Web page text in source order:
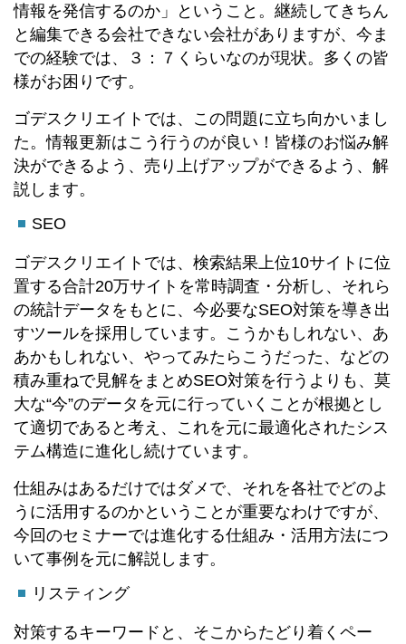
情報を発信するのか」ということ。継続してきちん
と編集できる会社できない会社がありますが、今ま
での経験では、３：７くらいなのが現状。多くの皆
様がお困りです。
ゴデスクリエイトでは、この問題に立ち向かいまし
た。情報更新はこう行うのが良い！皆様のお悩み解
決ができるよう、売り上げアップができるよう、解
説します。
SEO
ゴデスクリエイトでは、検索結果上位10サイトに位
置する合計20万サイトを常時調査・分析し、それら
の統計データをもとに、今必要なSEO対策を導き出
すツールを採用しています。こうかもしれない、あ
あかもしれない、やってみたらこうだった、などの
積み重ねで見解をまとめSEO対策を行うよりも、莫
大な“今”のデータを元に行っていくことが根拠とし
て適切であると考え、これを元に最適化されたシス
テム構造に進化し続けています。
仕組みはあるだけではダメで、それを各社でどのよ
うに活用するのかということが重要なわけですが、
今回のセミナーでは進化する仕組み・活用方法につ
いて事例を元に解説します。
リスティング
対策するキーワードと、そこからたどり着くペー